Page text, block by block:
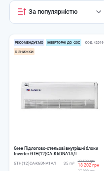
За популярністю
РЕКОМЕНДУЄМО ІНВЕРТОРНІ ДО -20С
Є ЗНИЖКИ
КОД 42019
Gree Підлогово-стельові внутрішні блоки
Inverter GTH(12)CA-K6DNA1A/I
GTH(12)CA-K6DNA1A/I 35 m² 23 599 грн
18 202 грн